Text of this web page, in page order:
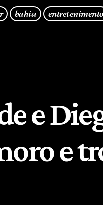
bahia entretenimento
e
e